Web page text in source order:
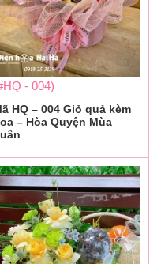
- 004)
HQ – 004 Giỏ quả kèm
– Hòa Quyện Mùa